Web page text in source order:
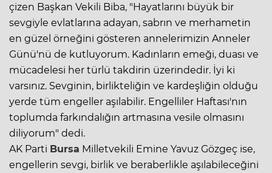
çizen Başkan Vekili Biba, "Hayatlarını büyük bir
sevgiyle evlatlarına adayan, sabrın ve merhametin
en güzel örneğini gösteren annelerimizin Anneler
Günü'nü de kutluyorum. Kadınların emeği, duası ve
mücadelesi her türlü takdirin üzerindedir. İyi ki
varsınız. Sevginin, birlikteliğin ve kardeşliğin olduğu
yerde tüm engeller aşılabilir. Engelliler Haftası'nın
toplumda farkındalığın artmasına vesile olmasını
diliyorum" dedi.
AK Parti Bursa Milletvekili Emine Yavuz Gözgeç ise,
engellerin sevgi, birlik ve beraberlikle aşılabileceğini